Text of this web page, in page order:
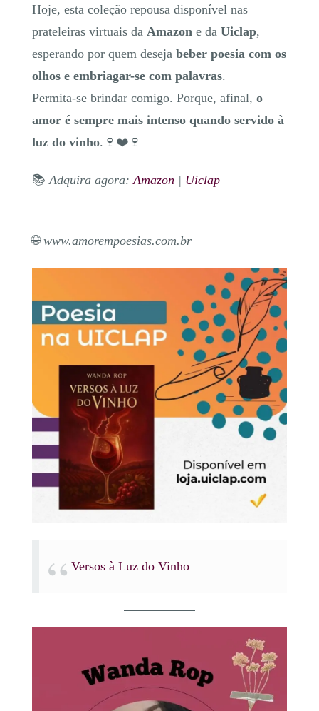
Hoje, esta coleção repousa disponível nas
prateleiras virtuais da Amazon e da Uiclap,
esperando por quem deseja beber poesia com os
olhos e embriagar-se com palavras.
Permita-se brindar comigo. Porque, afinal, o
amor é sempre mais intenso quando servido à
luz do vinho.🍷❤️🍷
📚Adquira agora:Amazon | Uiclap
🌐www.amorempoesias.com.br
Versos à Luz do Vinho